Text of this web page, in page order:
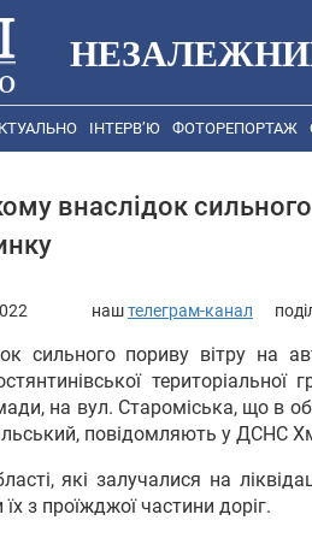
ІНТЕРВ’Ю ФОТОРЕПОРТАЖ
внаслідок
наштелеграм-канал
сильного пориву вітру на
на вул. Староміська, що в
повідомляють у ДСНС
які залучалися на
з проїжджої частини доріг.